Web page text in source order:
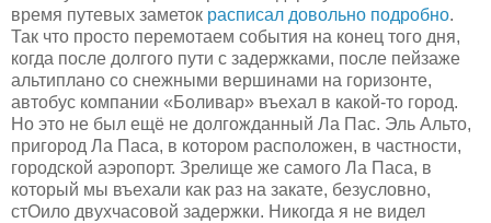
время путевых заметок расписал довольно подробно.
Так что просто перемотаем события на конец того дня,
когда после долгого пути с задержками, после пейзаже
альтиплано со снежными вершинами на горизонте,
автобус компании «Боливар» въехал в какой-то город.
Но это не был ещё не долгожданный Ла Пас. Эль Альто,
пригород Ла Паса, в котором расположен, в частности,
городской аэропорт. Зрелище же самого Ла Паса, в
который мы въехали как раз на закате, безусловно,
стОило двухчасовой задержки. Никогда я не видел